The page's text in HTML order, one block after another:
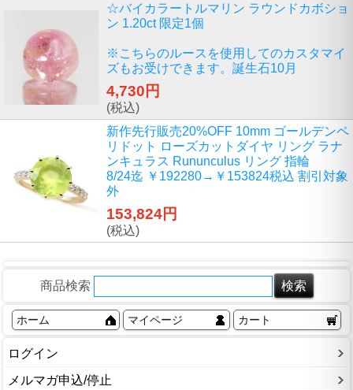
☆バイカラートルマリン ラウンドカボショ
ン 1.20ct 限定1個
※こちらのルースを使用してのカスタマイ
ズもお受けできます。誕生石10月
4,730円
(税込)
新作先行販売20%OFF 10mm ゴールデンペ
リドット ローズカットダイヤ リング ラナ
ンキュラス Rununculus リング 指輪
8/24迄 ￥192280→￥153824税込 割引対象
外
153,824円
(税込)
商品検索
ホーム マイページ カート
ログイン
メルマガ申込/停止